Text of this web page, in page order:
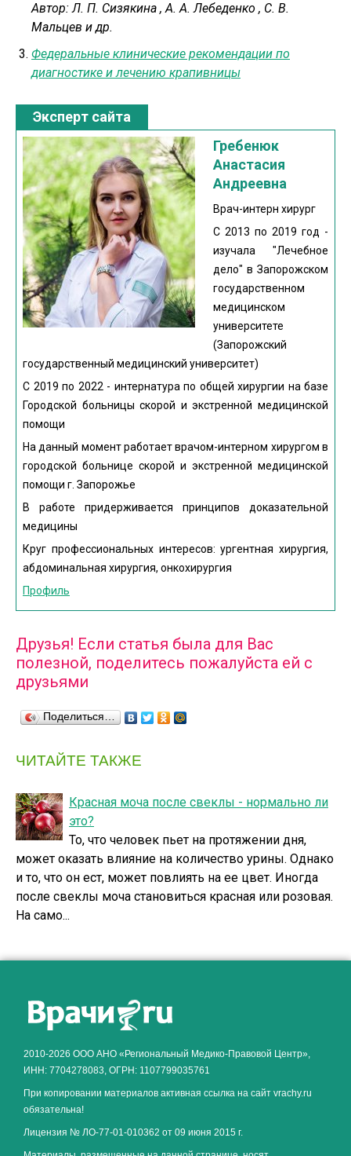
Автор:Л. П. Сизякина ,А. А. Лебеденко , С. В.
Мальцев и др.
Федеральные клинические рекомендации по
диагностике и лечению крапивницы
Эксперт сайта
Гребенюк
Анастасия
Андреевна
Врач-интерн хирург
С 2013 по 2019 год -
изучала "Лечебное
дело" в Запорожском
государственном
медицинском
университете
(Запорожский
государственный медицинский университет)
С 2019 по 2022 - интернатура по общей хирургии на базе
Городской больницы скорой и экстренной медицинской
помощи
На данный момент работает врачом-интерном хирургом в
городской больнице скорой и экстренной медицинской
помощи г. Запорожье
В работе придерживается принципов доказательной
медицины
Круг профессиональных интересов: ургентная хирургия,
абдоминальная хирургия, онкохирургия
Профиль
Друзья! Если статья была для Вас
полезной, поделитесь пожалуйста ей с
друзьями
Поделиться…
ЧИТАЙТЕ ТАКЖЕ
Красная моча после свеклы - нормально ли
это?
То, что человек пьет на протяжении дня,
может оказать влияние на количество урины. Однако
и то, что он ест, может повлиять на ее цвет. Иногда
после свеклы моча становиться красная или розовая.
На само...
2010-2026 ООО АНО «Региональный Медико-Правовой Центр»,
ИНН: 7704278083, ОГРН: 1107799035761
При копировании материалов активная ссылка на сайт vrachy.ru
обязательна!
Лицензия № ЛО-77-01-010362 от 09 июня 2015 г.